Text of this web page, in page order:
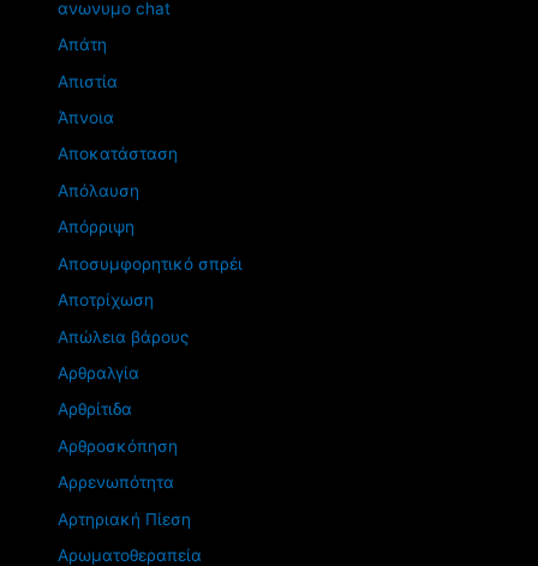
ανωνυμο chat
Απάτη
Απιστία
Άπνοια
Αποκατάσταση
Απόλαυση
Απόρριψη
Αποσυμφορητικό σπρέι
Αποτρίχωση
Απώλεια βάρους
Αρθραλγία
Αρθρίτιδα
Αρθροσκόπηση
Αρρενωπότητα
Αρτηριακή Πίεση
Αρωματοθεραπεία